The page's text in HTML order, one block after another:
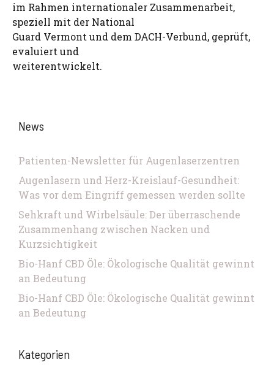
im Rahmen internationaler Zusammenarbeit,
speziell mit der National
Guard Vermont und dem DACH-Verbund, geprüft,
evaluiert und
weiterentwickelt.
News
Patienten-Newsletter für Augenlaserzentren
Augenlasern und Herz-Kreislauf-Gesundheit:
Was vor dem Eingriff gemessen werden sollte
Sehkraft und Wirbelsäule: Der überraschende
Zusammenhang zwischen Nacken und
Kurzsichtigkeit
Bio-Hanf CBD Öle: Ökologische Qualität gewinnt
an Bedeutung
Bio-Hanf CBD Öle: Ökologische Qualität gewinnt
an Bedeutung
Kategorien